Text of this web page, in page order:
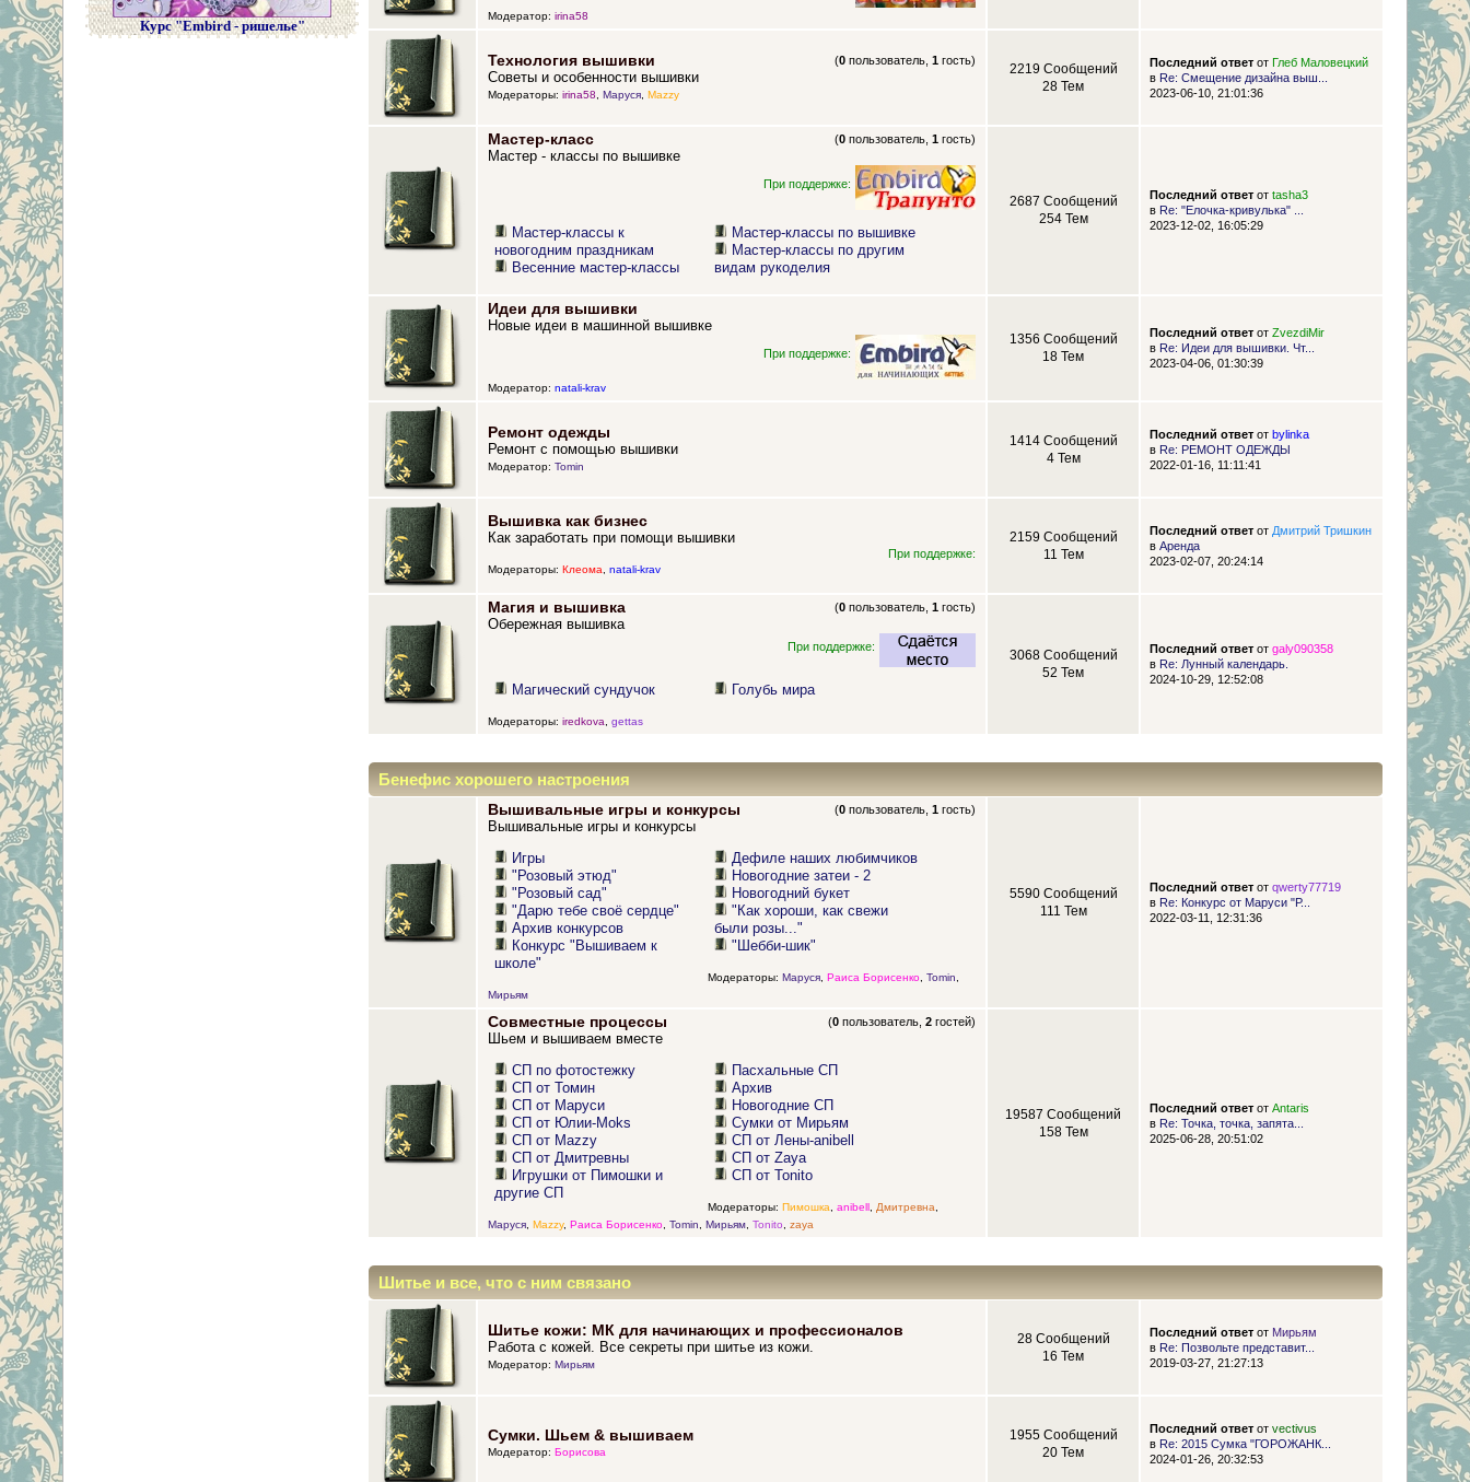
Курс "Embird - ришелье"
Модератор: irina58
Технология вышивки (0 пользователь,1 гость)
Советы и особенности вышивки
Модераторы: irina58, Маруся, Mazzy
2219 Сообщений
28 Тем
Последний ответот Глеб Маловецкий
в Re: Смещение дизайна выш...
2023-06-10, 21:01:36
Мастер-класс (0 пользователь,1 гость)
Мастер - классы по вышивке
При поддержке:
Мастер-классы к
новогодним праздникам
Весенние мастер-классы
Мастер-классы по вышивке
Мастер-классы по другим
видам рукоделия
2687 Сообщений
254 Тем
Последний ответот tasha3
в Re: "Елочка-кривулька" ...
2023-12-02, 16:05:29
Идеи для вышивки
Новые идеи в машинной вышивке
При поддержке:
Модератор: natali-krav
1356 Сообщений
18 Тем
Последний ответот ZvezdiMir
в Re: Идеи для вышивки. Чт...
2023-04-06, 01:30:39
Ремонт одежды
Ремонт с помощью вышивки
Модератор: Tomin
1414 Сообщений
4 Тем
Последний ответот bylinka
в Re: РЕМОНТ ОДЕЖДЫ
2022-01-16, 11:11:41
Вышивка как бизнес
Как заработать при помощи вышивки
При поддержке:
Модераторы: Клеома, natali-krav
2159 Сообщений
11 Тем
Последний ответот Дмитрий Тришкин
в Аренда
2023-02-07, 20:24:14
Магия и вышивка (0 пользователь,1 гость)
Обережная вышивка
При поддержке:
Магический сундучок Голубь мира
Модераторы: iredkova gettas
3068 Сообщений
52 Тем
Последний ответот galy090358
в Re: Лунный календарь.
2024-10-29, 12:52:08
Бенефис хорошего настроения
Вышивальные игры и конкурсы (0 пользователь,1 гость)
Вышивальные игры и конкурсы
Игры
"Розовый этюд"
"Розовый сад"
"Дарю тебе своё сердце"
Архив конкурсов
Конкурс "Вышиваем к
школе"
Дефиле наших любимчиков
Новогодние затеи - 2
Новогодний букет
"Как хороши, как свежи
были розы..."
"Шебби-шик"
Модераторы: Маруся, Раиса Борисенко, Tomin
Мирьям
5590 Сообщений
111 Тем
Последний ответот qwerty77719
в Re: Конкурс от Маруси "Р...
2022-03-11, 12:31:36
Совместные процессы (0 пользователь,2 гостей)
Шьем и вышиваем вместе
СП по фотостежку
СП от Томин
СП от Маруси
СП от Юлии-Moks
СП от Mazzy
СП от Дмитревны
Игрушки от Пимошки и
другие СП
Пасхальные СП
Архив
Новогодние СП
Сумки от Мирьям
СП от Лены-anibell
СП от Zaya
СП от Tonito
Модераторы: Пимошка anibell, Дмитревна
Маруся, Mazzy, Раиса Борисенко, Tomin Мирьям, Tonito zaya
19587 Сообщений
158 Тем
Последний ответот Antaris
в Re: Точка, точка, запята...
2025-06-28, 20:51:02
Шитье и все, что с ним связано
Шитье кожи: МК для начинающих и профессионалов
Работа с кожей. Все секреты при шитье из кожи.
Модератор: Мирьям
28 Сообщений
16 Тем
Последний ответот Мирьям
в Re: Позвольте представит...
2019-03-27, 21:27:13
Сумки. Шьем & вышиваем
Модератор: Борисова
1955 Сообщений
20 Тем
Последний ответот vectivus
в Re: 2015 Сумка "ГОРОЖАНК...
2024-01-26, 20:32:53